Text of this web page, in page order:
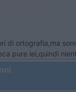
di ortografia,ma
pure lei,quindi